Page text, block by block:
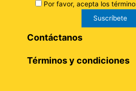
Por favor, acepta los
Contáctanos
Términos y condiciones